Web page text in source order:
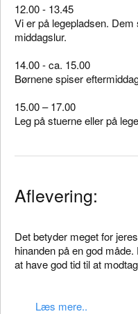
12.00 - 13.45
Vi er på legepladsen.
middagslur.
14.00 - ca. 15.00
Børnene spiser
15.00 – 17.00
Leg på stuerne eller på
Aflevering:
Det betyder meget for
hinanden på en god
at have god tid til at
Læs mere..